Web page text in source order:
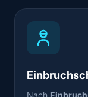
Nach